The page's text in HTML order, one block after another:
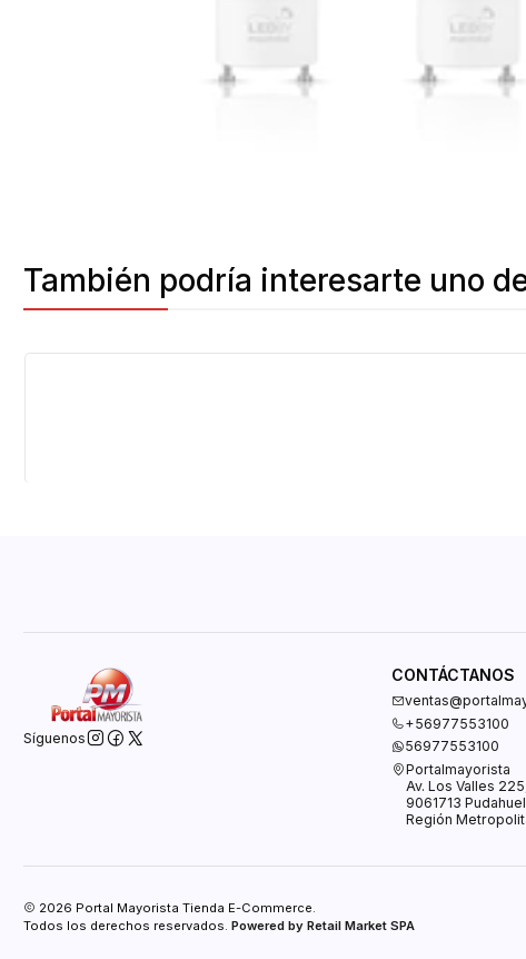
También podría interesarte uno
Síguenos
CONTÁCTANOS
+56977553100
56977553100
Portalmayorista
Av. Los Valles
9061713
Región
2026 Portal Mayorista Tienda E-Commerce.
Todos los derechos reservados. Powered by Retail Market SPA